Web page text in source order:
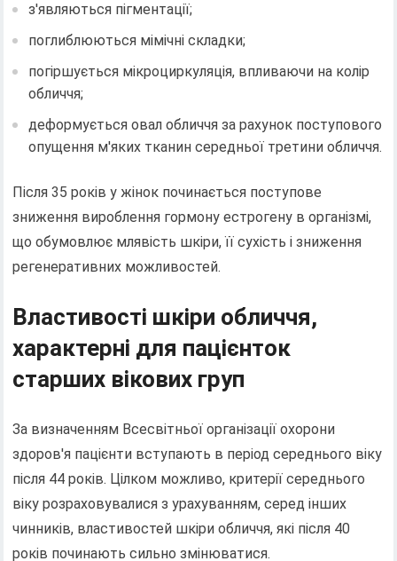
з'являються пігментації;
поглиблюються мімічні складки;
погіршується мікроциркуляція, впливаючи на колір
обличчя;
деформується овал обличчя за рахунок поступового
опущення м'яких тканин середньої третини обличчя.
Після 35 років у жінок починається поступове
зниження вироблення гормону естрогену в організмі,
що обумовлює млявість шкіри, її сухість і зниження
регенеративних можливостей.
Властивості шкіри обличчя,
характерні для пацієнток
старших вікових груп
За визначенням Всесвітньої організації охорони
здоров'я пацієнти вступають в період середнього віку
після 44 років. Цілком можливо, критерії середнього
віку розраховувалися з урахуванням, серед інших
чинників, властивостей шкіри обличчя, які після 40
років починають сильно змінюватися.